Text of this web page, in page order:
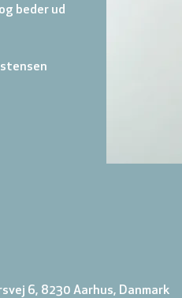
beder ud
6, 8230 Aarhus, Danmark